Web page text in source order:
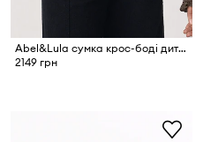
Abel&Lula сумка крос-боді дитяча зі штучної шкіри
2149 грн